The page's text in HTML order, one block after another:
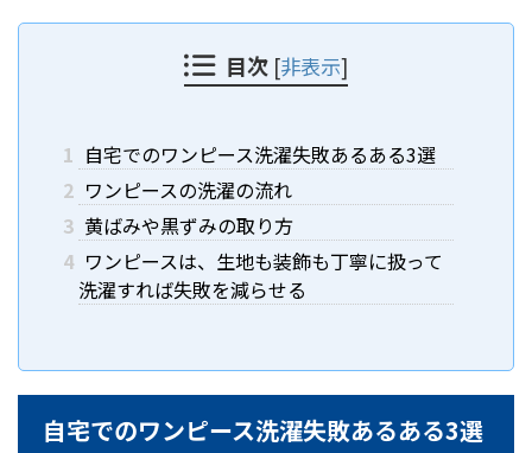
目次 [非表示]
1 自宅でのワンピース洗濯失敗あるある3選
2 ワンピースの洗濯の流れ
3 黄ばみや黒ずみの取り方
4 ワンピースは、生地も装飾も丁寧に扱って
洗濯すれば失敗を減らせる
自宅でのワンピース洗濯失敗あるある3選